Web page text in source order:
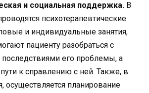
и социальная поддержка. В
психотерапевтические
и индивидуальные занятия,
пациенту разобраться с
его проблемы, а
к справлению с ней. Также, в
осуществляется планирование